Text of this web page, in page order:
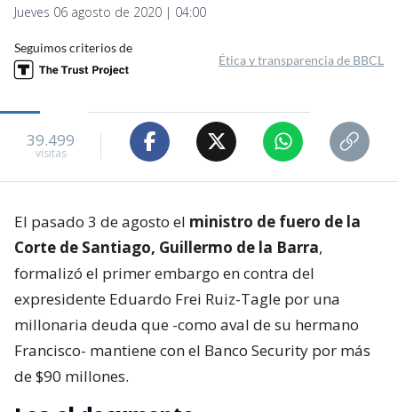
Jueves 06 agosto de 2020 | 04:00
Seguimos criterios de
Ética y transparencia de BBCL
39.499
visitas
El pasado 3 de agosto el ministro de fuero de la
Corte de Santiago, Guillermo de la Barra,
formalizó el primer embargo en contra del
expresidente Eduardo Frei Ruiz-Tagle por una
millonaria deuda que -como aval de su hermano
Francisco- mantiene con el Banco Security por más
de $90 millones.